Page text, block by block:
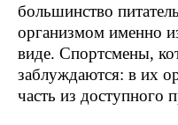
большинство
организмом именно
виде. Спортсмены,
заблуждаются: в их
часть из доступного